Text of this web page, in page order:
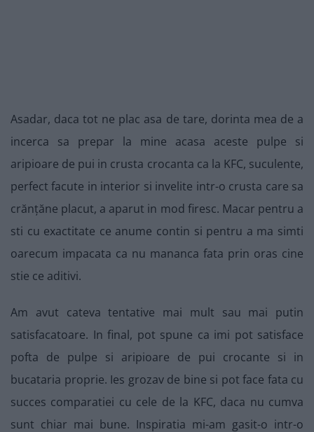
Asadar, daca tot ne plac asa de tare, dorinta mea de a
incerca sa prepar la mine acasa aceste pulpe si
aripioare de pui in crusta crocanta ca la KFC, suculente,
perfect facute in interior si invelite intr-o crusta care sa
crănțăne placut, a aparut in mod firesc. Macar pentru a
sti cu exactitate ce anume contin si pentru a ma simti
oarecum impacata ca nu mananca fata prin oras cine
stie ce aditivi.
Am avut cateva tentative mai mult sau mai putin
satisfacatoare. In final, pot spune ca imi pot satisface
pofta de pulpe si aripioare de pui crocante si in
bucataria proprie. Ies grozav de bine si pot face fata cu
succes comparatiei cu cele de la KFC, daca nu cumva
sunt chiar mai bune. Inspiratia mi-am gasit-o intr-o